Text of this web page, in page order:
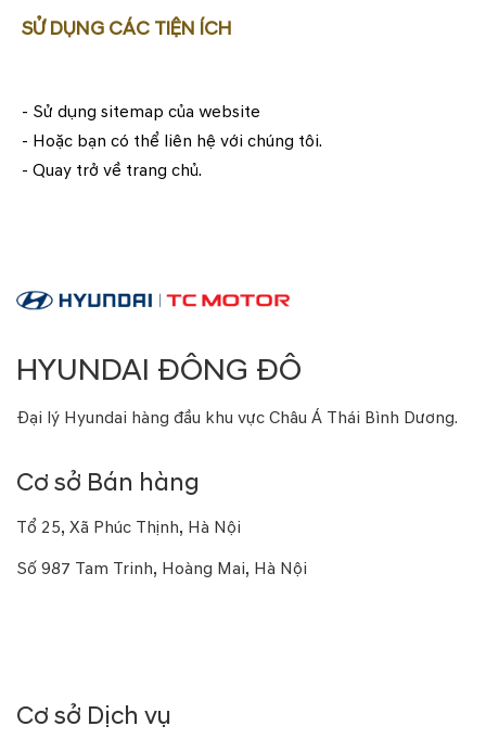
SỬ DỤNG CÁC TIỆN ÍCH
- Sử dụng sitemap của website
- Hoặc bạn có thể liên hệ với chúng tôi.
- Quay trở về trang chủ.
HYUNDAI ĐÔNG ĐÔ
Đại lý Hyundai hàng đầu khu vực Châu Á Thái Bình Dương.
Cơ sở Bán hàng
Tổ 25, Xã Phúc Thịnh, Hà Nội
Số 987 Tam Trinh, Hoàng Mai, Hà Nội
Cơ sở Dịch vụ